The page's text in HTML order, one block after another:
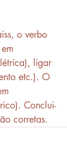
o verbo
ligar
etc.). O
Conclui-
corretas.